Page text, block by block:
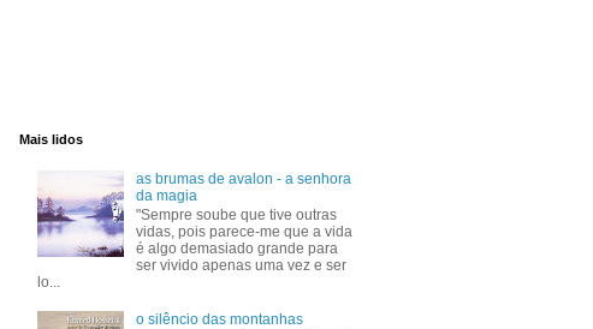
Mais lidos
as brumas de avalon - a senhora
da magia
"Sempre soube que tive outras
vidas, pois parece-me que a vida
é algo demasiado grande para
ser vivido apenas uma vez e ser
lo...
o silêncio das montanhas